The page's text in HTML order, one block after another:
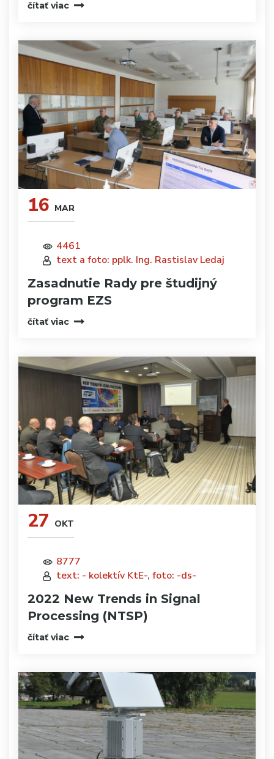
čítať viac
16 MAR
4461
text a foto: pplk. Ing. Rastislav Ledaj
Zasadnutie Rady pre študijný
program EZS
čítať viac
27 OKT
8777
text: - kolektív KtE-, foto: -ds-
2022 New Trends in Signal
Processing (NTSP)
čítať viac